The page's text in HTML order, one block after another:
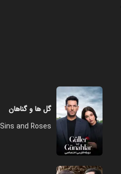
گل ها و گناهان
Sins and Roses